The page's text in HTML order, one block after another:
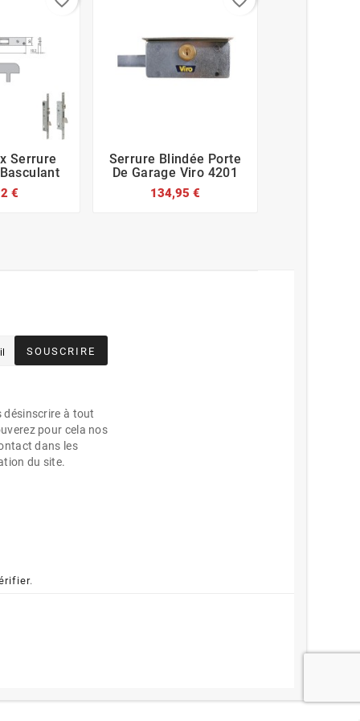
 
Serrure
€
   
Serrure Blindée Porte
De Garage Viro 4201
134,95 €
SOUSCRIRE
désinscrire à tout
pour cela nos
dans les
du site.
.